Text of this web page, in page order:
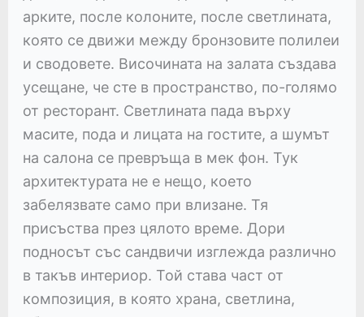
арките, после колоните, после светлината,
която се движи между бронзовите полилеи
и сводовете. Височината на залата създава
усещане, че сте в пространство, по-голямо
от ресторант. Светлината пада върху
масите, пода и лицата на гостите, а шумът
на салона се превръща в мек фон. Тук
архитектурата не е нещо, което
забелязвате само при влизане. Тя
присъства през цялото време. Дори
подносът със сандвичи изглежда различно
в такъв интериор. Той става част от
композиция, в която храна, светлина,